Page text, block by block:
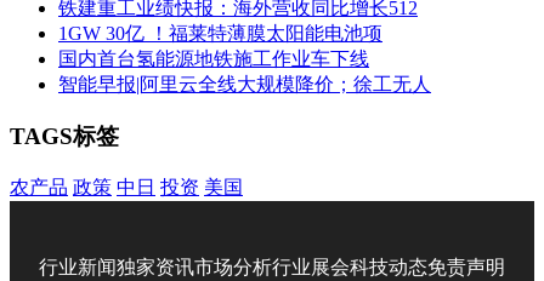
铁建重工业绩快报：海外营收同比增长512
1GW 30亿 ！福莱特薄膜太阳能电池项
国内首台氢能源地铁施工作业车下线
智能早报|阿里云全线大规模降价；徐工无人
TAGS标签
农产品 政策 中日 投资 美国
行业新闻独家资讯市场分析行业展会科技动态免责声明